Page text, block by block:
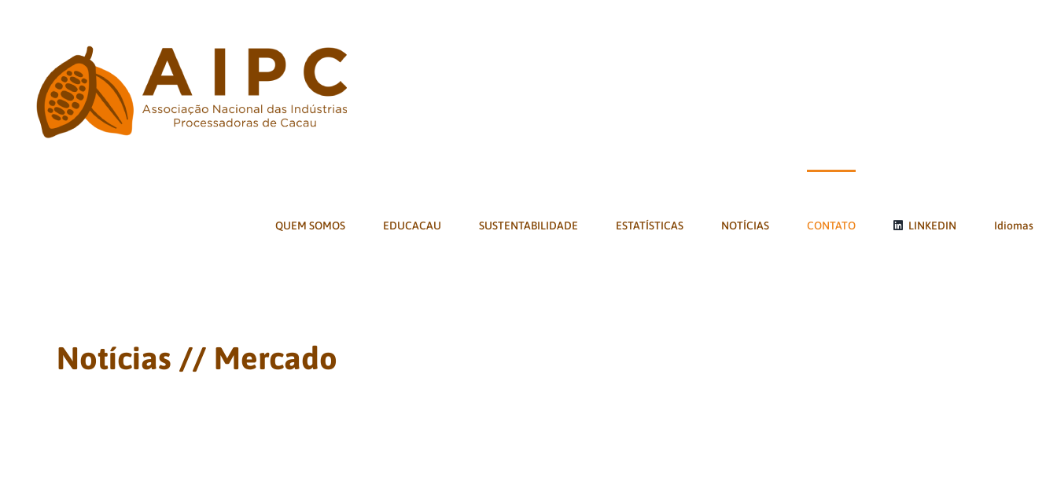
conteúdo
QUEM SOMOS EDUCACAU SUSTENTABILIDADE ESTATÍSTICAS NOTÍCIAS CONTATO LINKEDIN Idiomas
Notícias // Mercado